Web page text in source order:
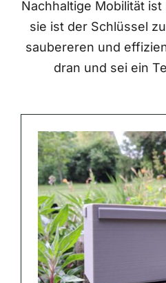
Nachhaltige Mobilität
sie ist der Schlüssel
saubereren und
dran und sei ein